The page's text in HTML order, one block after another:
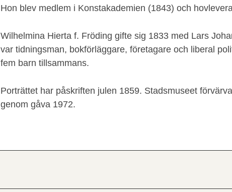
Hon blev medlem i Konstakademien (1843) och
Wilhelmina Hierta f. Fröding gifte sig 1833 med Lars
var tidningsman, bokförläggare, företagare och liberal
fem barn tillsammans.
Porträttet har påskriften julen 1859. Stadsmuseet
genom gåva 1972.